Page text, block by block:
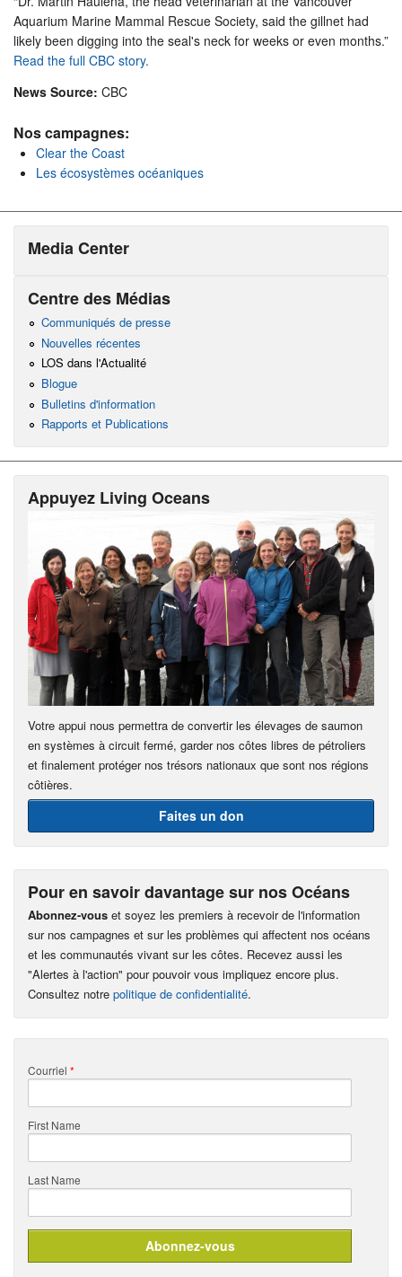
Aquarium Marine Mammal Rescue Society, said the gillnet had
likely been digging into the seal's neck for weeks or even months.”
Read the full CBC story.
News Source: CBC
Nos campagnes:
Clear the Coast
Les écosystèmes océaniques
Media Center
Centre des Médias
Communiqués de presse
Nouvelles récentes
LOS dans l'Actualité
Blogue
Bulletins d'information
Rapports et Publications
Appuyez Living Oceans
Votre appui nous permettra de convertir les élevages de saumon
en systèmes à circuit fermé, garder nos côtes libres de pétroliers
et finalement protéger nos trésors nationaux que sont nos régions
côtières.
Faites un don
Pour en savoir davantage sur nos Océans
Abonnez-vous et soyez les premiers à recevoir de l'information
sur nos campagnes et sur les problèmes qui affectent nos océans
et les communautés vivant sur les côtes. Recevez aussi les
"Alertes à l'action" pour pouvoir vous impliquez encore plus.
Consultez notre politique de confidentialité.
Courriel *
First Name
Last Name